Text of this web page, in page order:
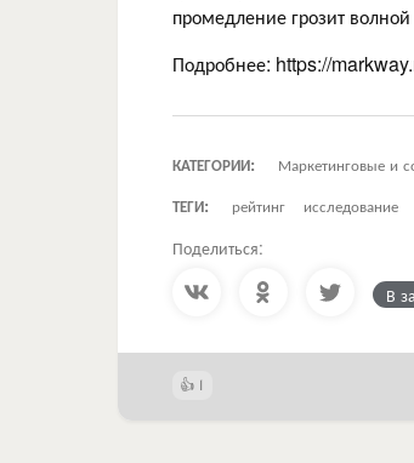
промедление грозит
Подробнее: https://
КАТЕГОРИИ:
Маркетинговые и
ТЕГИ:
рейтинг исследование
Поделиться:
В
1